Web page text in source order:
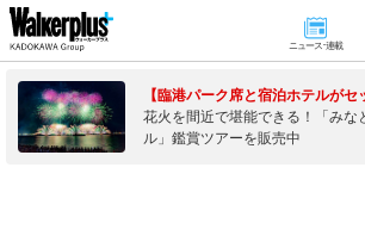
ニュース･連載
【臨港パーク席と宿泊ホテルがセ
花火を間近で堪能できる！「みな
ル」鑑賞ツアーを販売中